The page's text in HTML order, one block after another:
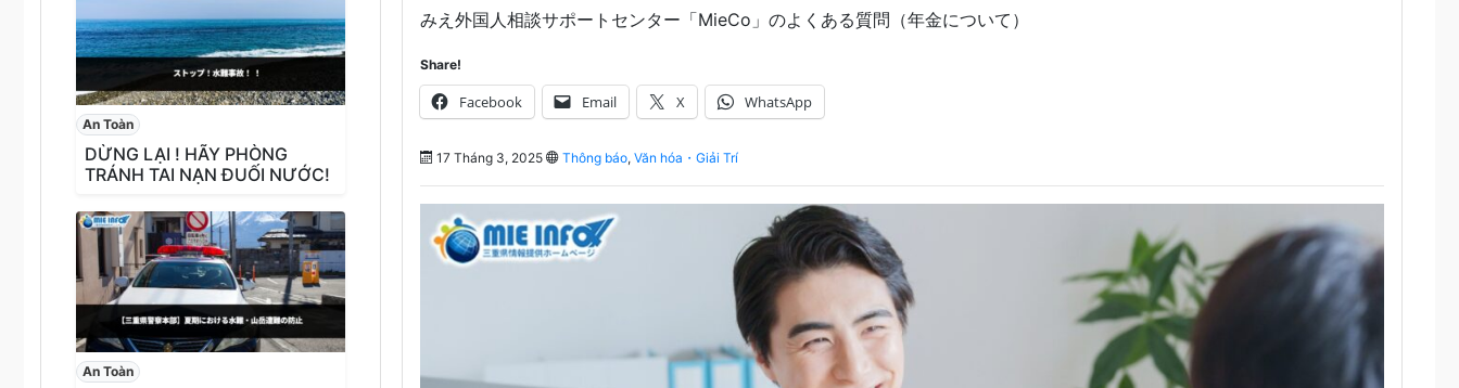
An Toàn
DỪNG LẠI ! HÃY PHÒNG
TRÁNH TAI NẠN ĐUỐI NƯỚC!
An Toàn
みえ外国人相談サポートセンター「MieCo」のよくある質問（年金について）
Share!
Facebook Email X WhatsApp
17 Tháng 3, 2025 Thông báo, Văn hóa・Giải Trí